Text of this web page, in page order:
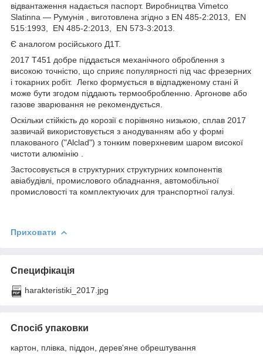
відвантаження надається паспорт. Виробництва Vimetco
Slatinna ― Румунія , виготовлена згідно з EN 485-2:2013, EN
515:1993, EN 485-2:2013, EN 573-3:2013.
Є аналогом російського Д1Т.
2017 Т451 добре піддається механічного оброблення з
високою точністю, що сприяє популярності під час фрезерних
і токарних робіт. Легко формується в відпадженому стані й
може бути згодом піддають термообробленню. Аргонове або
газове зварювання не рекомендується.
Оскільки стійкість до корозії є порівняно низькою, сплав 2017
зазвичай використовується з анодуванням або у формі
плакованого ("Alclad") з тонким поверхневим шаром високої
чистоти алюмінію .
Застосовується в структурних структурних компонентів
авіабудівлі, промислового обладнання, автомобільної
промисловості та комплектуючих для транспортної галузі.
Приховати
Специфікація
harakteristiki_2017.jpg
Спосіб упаковки
картон, плівка, піддон, дерев'яне обрештування